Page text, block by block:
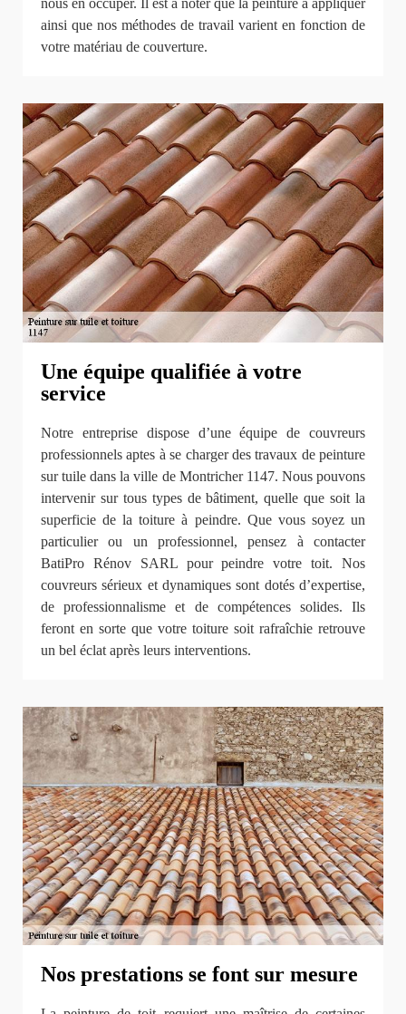
nous en occuper. Il est à noter que la peinture à appliquer
ainsi que nos méthodes de travail varient en fonction de
votre matériau de couverture.
Une équipe qualifiée à votre
service
Notre entreprise dispose d’une équipe de couvreurs
professionnels aptes à se charger des travaux de peinture
sur tuile dans la ville de Montricher 1147. Nous pouvons
intervenir sur tous types de bâtiment, quelle que soit la
superficie de la toiture à peindre. Que vous soyez un
particulier ou un professionnel, pensez à contacter
BatiPro Rénov SARL pour peindre votre toit. Nos
couvreurs sérieux et dynamiques sont dotés d’expertise,
de professionnalisme et de compétences solides. Ils
feront en sorte que votre toiture soit rafraîchie retrouve
un bel éclat après leurs interventions.
Nos prestations se font sur mesure